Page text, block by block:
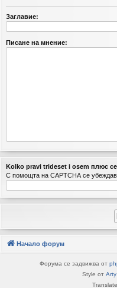
Заглавие:
Писане на мнение:
Kolko pravi trideset i osem плюc
С помощта на CAPTCHA се
Начало форум
Форума се задвижва от
Style от Arty